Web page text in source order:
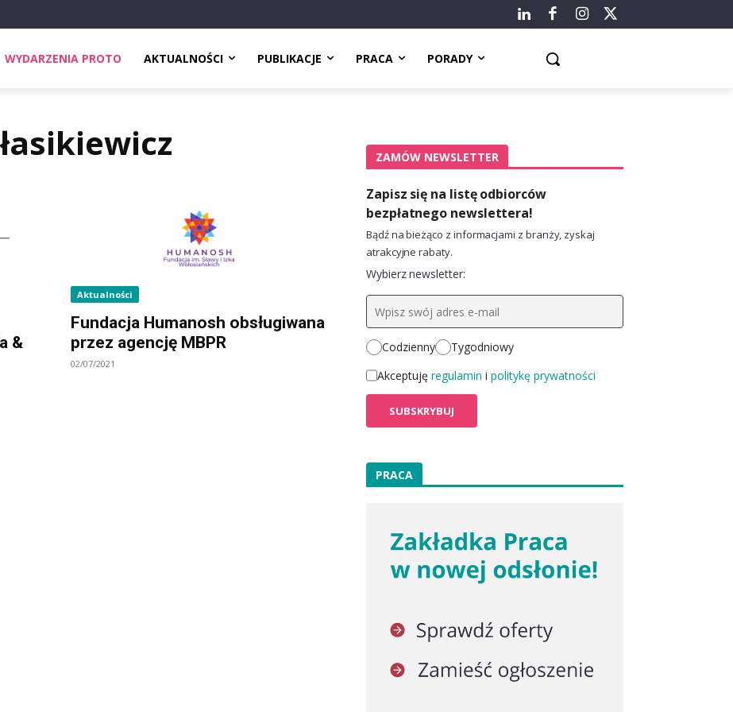
WYDARZENIA PROTO AKTUALNOŚCI PUBLIKACJE PRACA PORADY
&
Aktualności
Fundacja Humanosh obsługiwana
przez agencję MBPR
02/07/2021
ZAMÓW NEWSLETTER
Zapisz się na listę odbiorców
bezpłatnego newslettera!
Bądź na bieżąco z informacjami z branży, zyskaj
atrakcyjne rabaty.
Wybierz newsletter:
Codzienny
Tygodniowy
Akceptuję regulamin i politykę prywatności
PRACA